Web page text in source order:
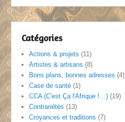
au
fil
des
Catégories
Actions & projets (11)
Artistes & artisans (8)
Bons plans, bonnes adresses (4)
Case de santé (1)
CCA (C'est Ça l'Afrique !…) (19)
Contrariétés (13)
Croyances et traditions (7)